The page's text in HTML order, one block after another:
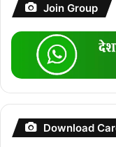
Join Group
Download